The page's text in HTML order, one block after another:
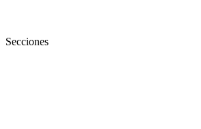
Secciones